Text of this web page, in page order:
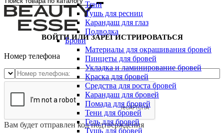
Тени
Тушь для ресниц
Карандаш для глаз
Подводка
Брови
Материалы для окрашивания бровей
Пинцеты для бровей
Укладка и ламинирование бровей
Краска для бровей
Средства для роста бровей
Карандаш для бровей
Помада для бровей
Тени для бровей
Гель для бровей
Тушь для бровей
ВОЙТИ ИЛИ ЗАРЕГИСТРИРОВАТЬСЯ
Номер телефона
Вам будет отправлен код подтверждения